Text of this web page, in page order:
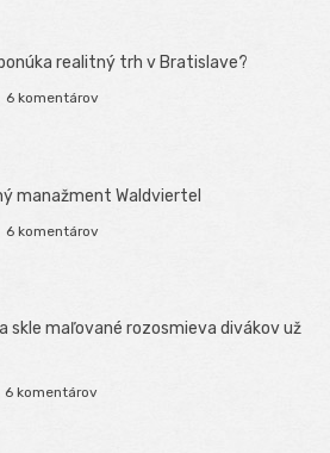
realitný trh v Bratislave?
6 komentárov
manažment Waldviertel
6 komentárov
skle maľované rozosmieva divákov už
6 komentárov